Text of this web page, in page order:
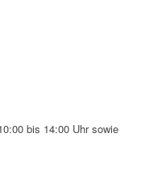
bis 14:00 Uhr sowie